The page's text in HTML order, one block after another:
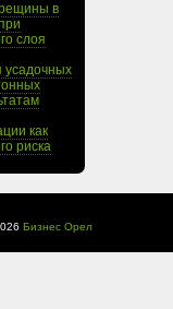
в
слоя
усадочных
как
риска
Бизнес Орел